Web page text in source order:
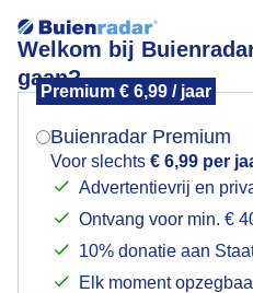
Welkom bij
gaan?
Premium € 6,99 / jaar
Buienradar Premium
Voor slechts € 6,99 per
Advertentievrij en
Ontvang voor min. €
10% donatie aan
Elk moment
Buitenkaag - Nog geen
bewolkt
Mogen we je
Indien je hier nog geen
verschijnt er zo een